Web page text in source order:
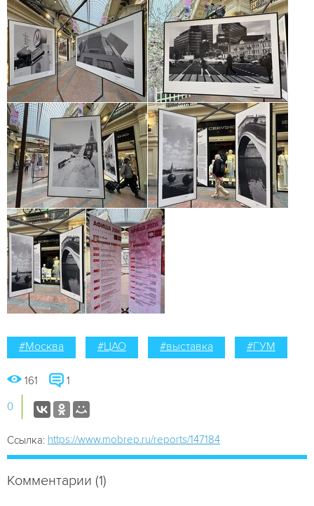
#Москва #ЦАО #выставка #ГУМ
161 1
0
Ссылка: https://www.mobrep.ru/reports/147184
Комментарии (1)